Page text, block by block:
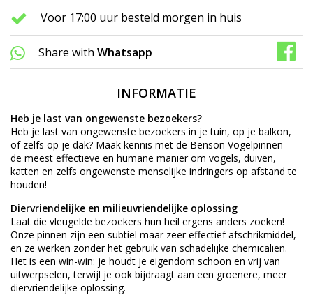
Voor 17:00 uur besteld morgen in huis
Share with Whatsapp
INFORMATIE
Heb je last van ongewenste bezoekers?
Heb je last van ongewenste bezoekers in je tuin, op je balkon,
of zelfs op je dak? Maak kennis met de Benson Vogelpinnen –
de meest effectieve en humane manier om vogels, duiven,
katten en zelfs ongewenste menselijke indringers op afstand te
houden!
Diervriendelijke en milieuvriendelijke oplossing
Laat die vleugelde bezoekers hun heil ergens anders zoeken!
Onze pinnen zijn een subtiel maar zeer effectief afschrikmiddel,
en ze werken zonder het gebruik van schadelijke chemicaliën.
Het is een win-win: je houdt je eigendom schoon en vrij van
uitwerpselen, terwijl je ook bijdraagt aan een groenere, meer
diervriendelijke oplossing.